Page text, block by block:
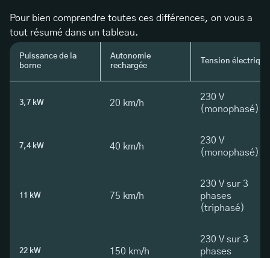
Pour bien comprendre toutes ces différences, on vous a
tout résumé dans un tableau.
Puissance de la
borne
Autonomie
rechargée
Tension électrique
3,7 kW 20 km/h
230 V
(monophasé)
7,4 kW 40 km/h
230 V
(monophasé)
11 kW 75 km/h
230 V sur 3
phases
(triphasé)
22 kW 150 km/h
230 V sur 3
phases